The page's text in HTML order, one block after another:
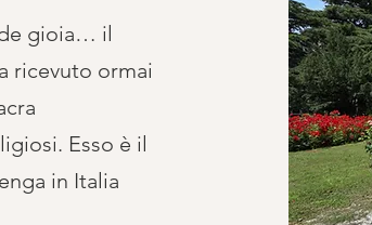
gioia… il
ricevuto ormai
Esso è il
in Italia